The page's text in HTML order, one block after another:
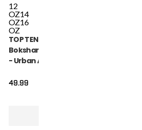
12
OZ14
OZ16
OZ
TOP TEN
Bokshandschoen
- Urban Arts -
49.99